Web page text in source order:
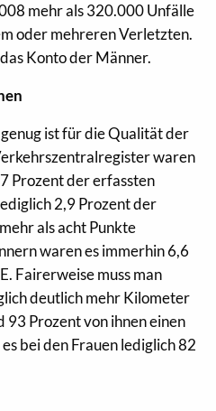
mehr als 320.000 Unfälle
oder mehreren Verletzten.
Konto der Männer.
ist für die Qualität der
waren
Prozent der erfassten
2,9 Prozent der
als acht Punkte
waren es immerhin 6,6
Fairerweise muss man
deutlich mehr Kilometer
Prozent von ihnen einen
bei den Frauen lediglich 82